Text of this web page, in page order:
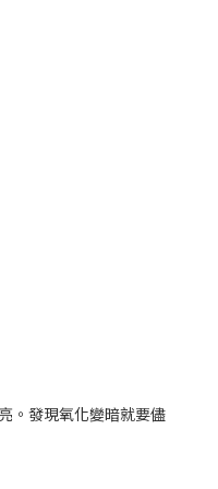
。發現氧化變暗就要儘